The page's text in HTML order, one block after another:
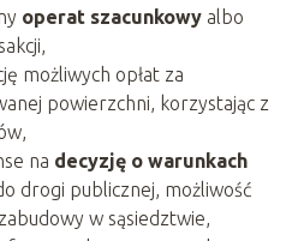
operat szacunkowyalbo
możliwych opłat za
powierzchni, korzystając z
na decyzję o warunkach
drogi publicznej, możliwość
w sąsiedztwie,